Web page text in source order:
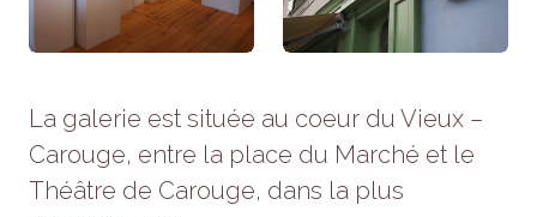
La galerie est située au coeur du Vieux –
Carouge, entre la place du Marché et le
Théâtre de Carouge, dans la plus
En partageant
votre intérêt et
votre
lorsque vous